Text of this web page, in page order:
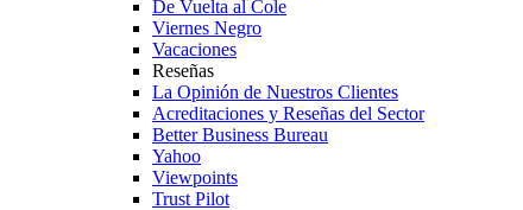
De Vuelta al Cole
Viernes Negro
Vacaciones
Reseñas
La Opinión de Nuestros Clientes
Acreditaciones y Reseñas del Sector
Better Business Bureau
Yahoo
Viewpoints
Trust Pilot